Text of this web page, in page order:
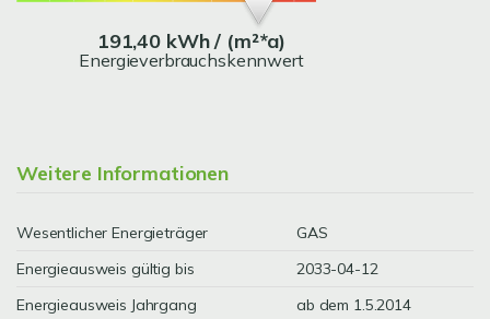
191,40 kWh / (m²*a)
Energieverbrauchskennwert
Weitere Informationen
Wesentlicher Energieträger
GAS
Energieausweis gültig bis
2033-04-12
Energieausweis Jahrgang
ab dem 1.5.2014